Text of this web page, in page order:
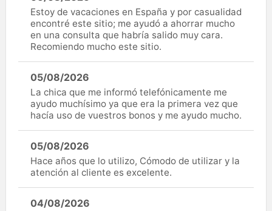
Estoy de vacaciones en España y por casualidad
encontré este sitio; me ayudó a ahorrar mucho
en una consulta que habría salido muy cara.
Recomiendo mucho este sitio.
05/08/2026
La chica que me informó telefónicamente me
ayudo muchísimo ya que era la primera vez que
hacía uso de vuestros bonos y me ayudo mucho.
05/08/2026
Hace años que lo utilizo, Cómodo de utilizar y la
atención al cliente es excelente.
04/08/2026